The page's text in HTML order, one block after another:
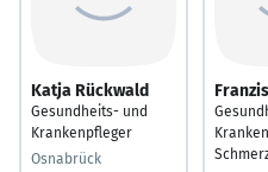
Katja Rückwald
Gesundheits- und
Krankenpfleger
Osnabrück